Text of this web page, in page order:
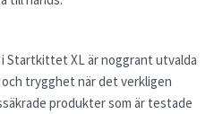
Startkittet XL är noggrant utvalda
trygghet när det verkligen
produkter som är testade